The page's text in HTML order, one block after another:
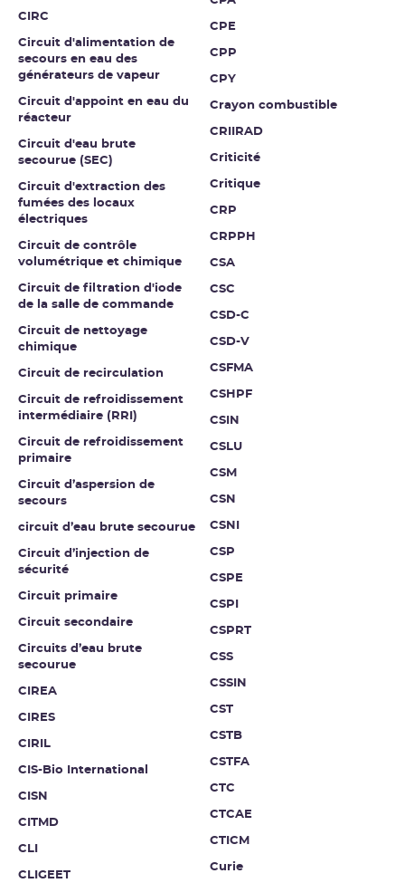
CIRC
Circuit d'alimentation de
secours en eau des
générateurs de vapeur
Circuit d'appoint en eau du
réacteur
Circuit d'eau brute
secourue (SEC)
Circuit d'extraction des
fumées des locaux
électriques
Circuit de contrôle
volumétrique et chimique
Circuit de filtration d'iode
de la salle de commande
Circuit de nettoyage
chimique
Circuit de recirculation
Circuit de refroidissement
intermédiaire (RRI)
Circuit de refroidissement
primaire
Circuit d’aspersion de
secours
circuit d’eau brute secourue
Circuit d’injection de
sécurité
Circuit primaire
Circuit secondaire
Circuits d’eau brute
secourue
CIREA
CIRES
CIRIL
CIS-Bio International
CISN
CITMD
CLI
CLIGEET
CPE
CPP
CPY
Crayon combustible
CRIIRAD
Criticité
Critique
CRP
CRPPH
CSA
CSC
CSD-C
CSD-V
CSFMA
CSHPF
CSIN
CSLU
CSM
CSN
CSNI
CSP
CSPE
CSPI
CSPRT
CSS
CSSIN
CST
CSTB
CSTFA
CTC
CTCAE
CTICM
Curie